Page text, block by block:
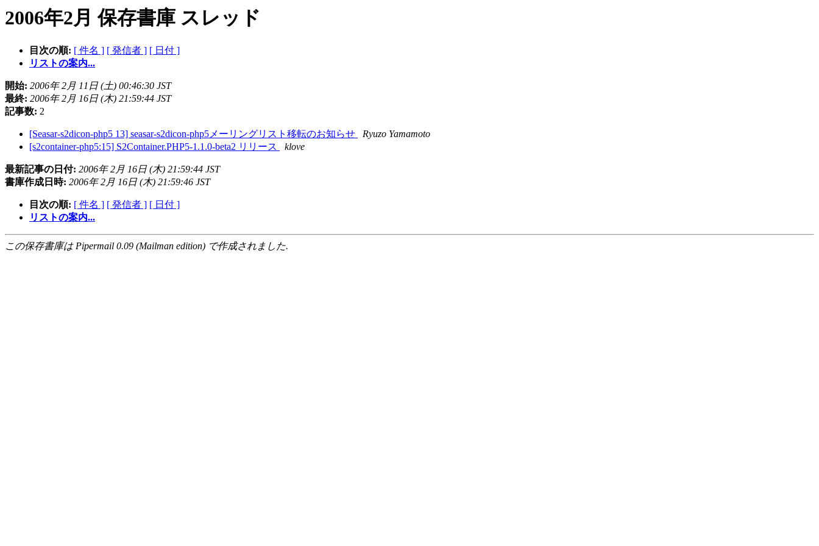
2006年2月 保存書庫 スレッド
目次の順: [ 件名 ] [ 発信者 ] [ 日付 ]
リストの案内...
開始: 2006年 2月 11日 (土) 00:46:30 JST
最終: 2006年 2月 16日 (木) 21:59:44 JST
記事数: 2
[Seasar-s2dicon-php5 13] seasar-s2dicon-php5メーリングリスト移転のお知らせ
Ryuzo Yamamoto
[s2container-php5:15] S2Container.PHP5-1.1.0-beta2 リリース
klove
最新記事の日付: 2006年 2月 16日 (木) 21:59:44 JST
書庫作成日時: 2006年 2月 16日 (木) 21:59:46 JST
目次の順: [ 件名 ] [ 発信者 ] [ 日付 ]
リストの案内...
この保存書庫は Pipermail 0.09 (Mailman edition) で作成されました.